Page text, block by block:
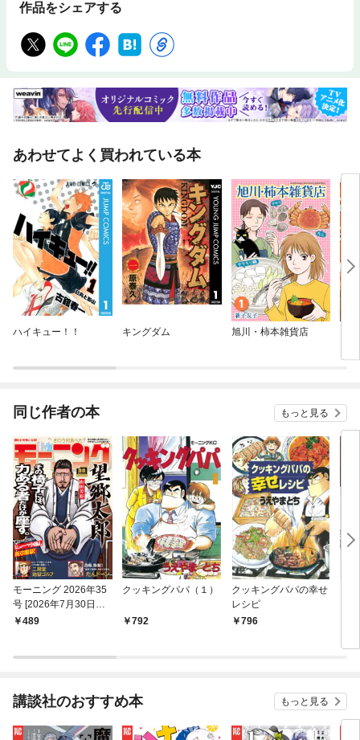
作品をシェアする
あわせてよく買われている本
ハイキュー！！ キングダム 旭川・柿本雑貨店
同じ作者の本 もっと見る
モーニング 2026年35
号 [2026年7月30日発
売]489
クッキングパパ（１）
792
クッキングパパの幸せ
レシピ
796
講談社のおすすめ本 もっと見る